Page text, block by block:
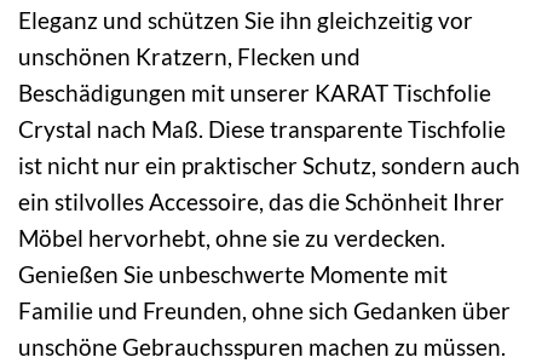
Eleganz und schützen Sie ihn gleichzeitig vor
unschönen Kratzern, Flecken und
Beschädigungen mit unserer KARAT Tischfolie
Crystal nach Maß. Diese transparente Tischfolie
ist nicht nur ein praktischer Schutz, sondern auch
ein stilvolles Accessoire, das die Schönheit Ihrer
Möbel hervorhebt, ohne sie zu verdecken.
Genießen Sie unbeschwerte Momente mit
Familie und Freunden, ohne sich Gedanken über
unschöne Gebrauchsspuren machen zu müssen.